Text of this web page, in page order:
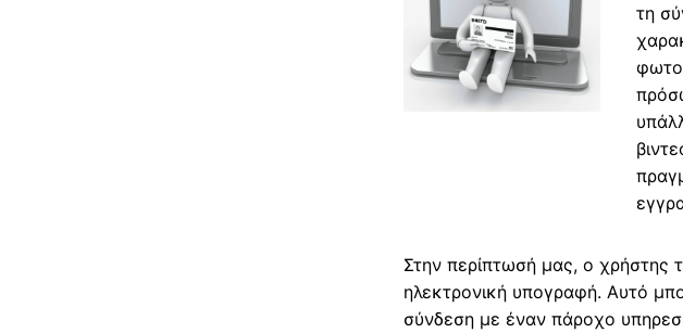
τη
Στην περίπτωσή μας, ο χρήστης
ηλεκτρονική υπογραφή. Αυτό
σύνδεση με έναν πάροχο